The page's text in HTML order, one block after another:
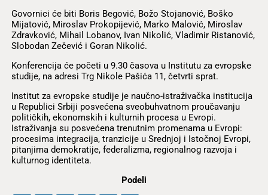
Govornici će biti Boris Begović, Božo Stojanović, Boško
Mijatović, Miroslav Prokopijević, Marko Malović, Miroslav
Zdravković, Mihail Lobanov, Ivan Nikolić, Vladimir Ristanović,
Slobodan Zečević i Goran Nikolić.
Konferencija će početi u 9.30 časova u Institutu za evropske
studije, na adresi Trg Nikole Pašića 11, četvrti sprat.
Institut za evropske studije je naučno-istraživačka institucija
u Republici Srbiji posvećena sveobuhvatnom proučavanju
političkih, ekonomskih i kulturnih procesa u Evropi.
Istraživanja su posvećena trenutnim promenama u Evropi:
procesima integracija, tranzicije u Srednjoj i Istočnoj Evropi,
pitanjima demokratije, federalizma, regionalnog razvoja i
kulturnog identiteta.
Podeli